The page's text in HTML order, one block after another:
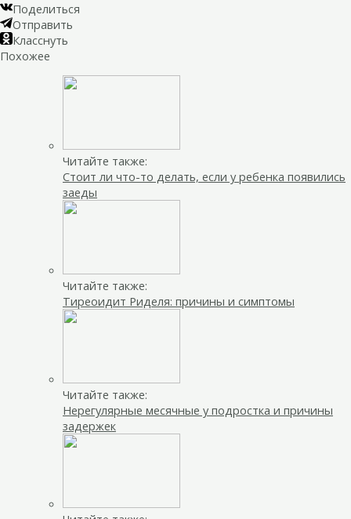
Поделиться
Отправить
Класснуть
Похожее
Читайте также:
Стоит ли что-то делать, если у ребенка появились
заеды
Читайте также:
Тиреоидит Риделя: причины и симптомы
Читайте также:
Нерегулярные месячные у подростка и причины
задержек